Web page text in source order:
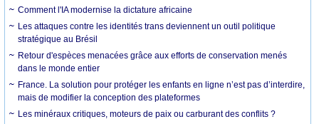
Comment l'IA modernise la dictature africaine
Les attaques contre les identités trans deviennent un outil politique
stratégique au Brésil
Retour d'espèces menacées grâce aux efforts de conservation menés
dans le monde entier
France. La solution pour protéger les enfants en ligne n’est pas d’interdire,
mais de modifier la conception des plateformes
Les minéraux critiques, moteurs de paix ou carburant des conflits ?